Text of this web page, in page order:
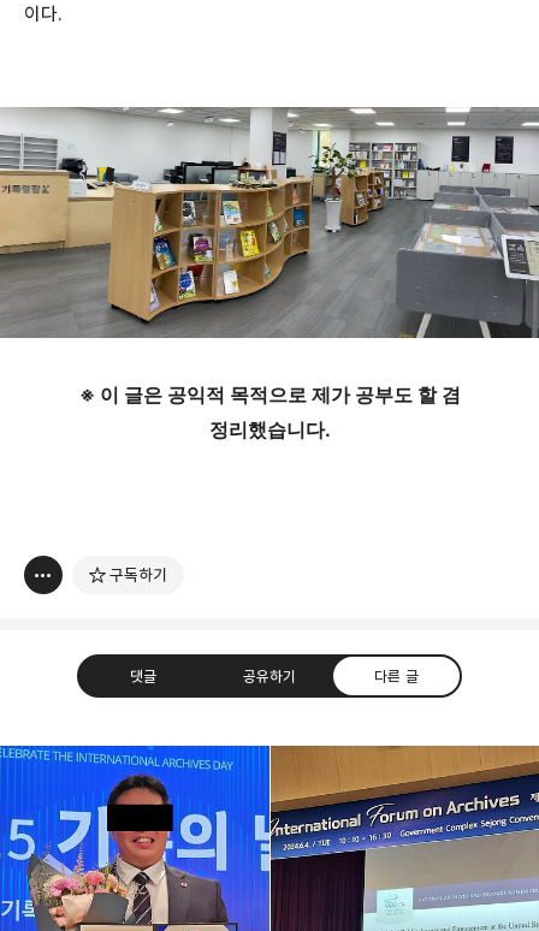
이다.
※ 이 글은 공익적 목적으로 제가 공부도 할 겸
정리했습니다.
구독하기
댓글 공유하기 다른 글
thebravepost.com
bravesjb@gmail.com, South Korea, Since 2004
구독하기
구독하기 카카오톡 라인